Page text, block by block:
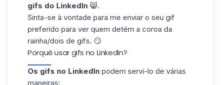
gifs do LinkedIn 😸.
Sinta-se à vontade para me enviar o seu gif
preferido para ver quem detém a coroa da
rainha/dois de gifs. 😏
Porquê usar gifs no LinkedIn?
Os gifs no LinkedIn podem servi-lo de várias
maneiras: